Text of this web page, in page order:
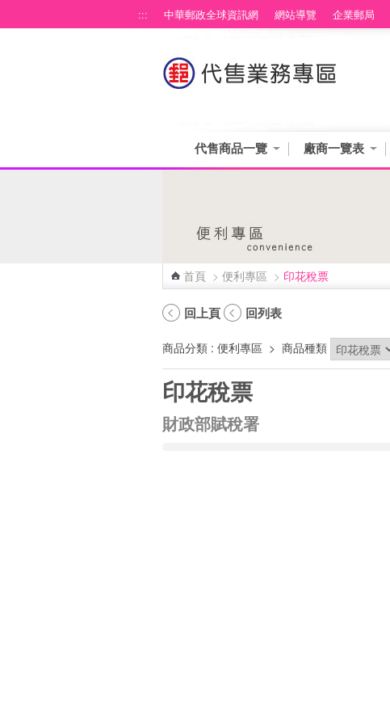
::: 中華郵政全球資訊網 網站導覽 企業郵局
代售商品一覽 廠商一覽表
首頁 > 便利專區 > 印花稅票
回上頁 回列表
商品分類 : 便利專區 > 商品種類
印花稅票
財政部賦稅署